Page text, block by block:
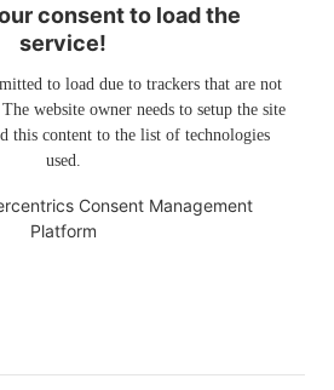
consent to load the
service!
to load due to trackers that are not
website owner needs to setup the site
this content to the list of technologies
used.
Consent Management
Platform